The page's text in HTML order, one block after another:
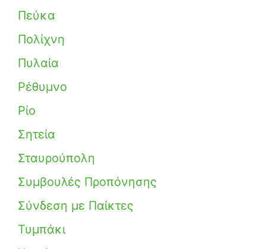
Πεύκα
Πολίχνη
Πυλαία
Ρέθυμνο
Ρίο
Σητεία
Σταυρούπολη
Συμβουλές Προπόνησης
Σύνδεση με Παίκτες
Τυμπάκι